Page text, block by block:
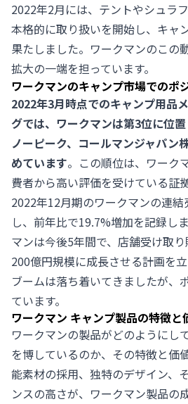
2022年2月には、テントやシュラ
本格的に取り扱いを開始し、キャ
果たしました。ワークマンのこの
拡大の一端を担っています。
ワークマンのキャンプ市場でのポ
2022年3月時点でのキャンプ用品
グでは、ワークマンは第3位に位
ノーピーク、コールマンジャパン
めています。この順位は、ワーク
費者から高い評価を受けている証拠
2022年12月期のワークマンの連
し、前年比で19.7%増加を記録し
マンは今後5年間で、店舗受け取
200億円規模に成長させる計画を
ブームは落ち着いてきましたが、
ています。
ワークマン キャンプ製品の特徴と
ワークマンの製品がどのようにし
を博しているのか、その特徴と価
能素材の採用、独特のデザイン、
ンスの高さが、ワークマン製品の